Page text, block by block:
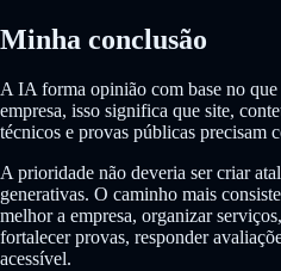
Minha conclusão
A IA forma opinião com base no que
empresa, isso significa que site,
técnicos e provas públicas precisam
A prioridade não deveria ser criar
generativas. O caminho mais
melhor a empresa, organizar
fortalecer provas, responder
acessível.